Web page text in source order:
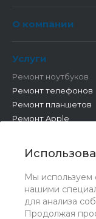
Мы используем
нашими
для анализа
Продолжая
О компании
Услуги
Ремонт ноутбуков
Ремонт телефонов
Ремонт планшетов
Ремонт Apple